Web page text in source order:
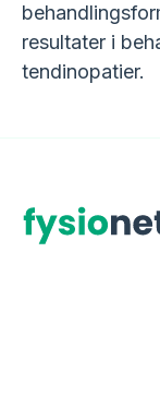
resultater i
tendinopatier.